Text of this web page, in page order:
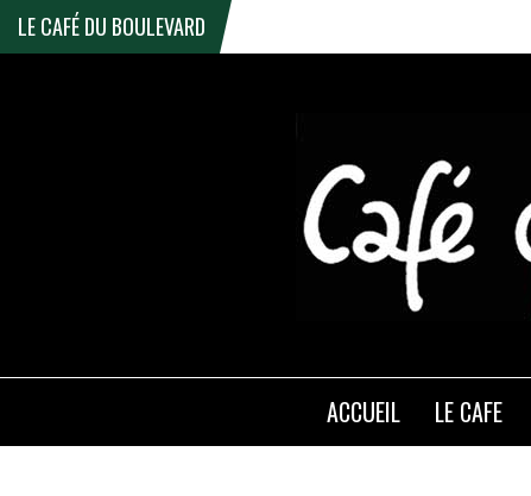
LE CAFÉ DU BOULEVARD
ACCUEIL LE CAFE